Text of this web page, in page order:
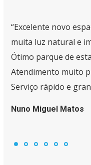
“Excelente novo
muita luz natural e
Ótimo parque de
Atendimento muito
Serviço rápido e
Nuno Miguel Matos